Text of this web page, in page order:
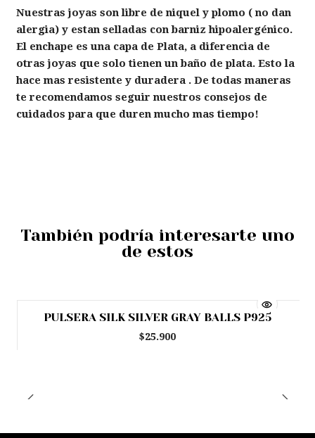
Nuestras joyas son libre de niquel y plomo ( no dan
alergia) y estan selladas con barniz hipoalergénico.
El enchape es una capa de Plata, a diferencia de
otras joyas que solo tienen un baño de plata. Esto la
hace mas resistente y duradera . De todas maneras
te recomendamos seguir nuestros consejos de
cuidados para que duren mucho mas tiempo!
También podría interesarte uno
de estos
PULSERA SILK SILVER GRAY BALLS P925
$25.900